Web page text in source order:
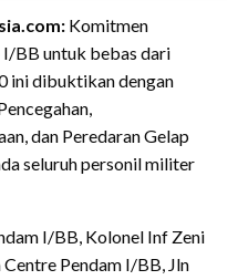
Komitmen
I/BB untuk bebas dari
ini dibuktikan dengan
dan Peredaran Gelap
seluruh personil militer
I/BB, Kolonel Inf Zeni
Pendam I/BB, Jln